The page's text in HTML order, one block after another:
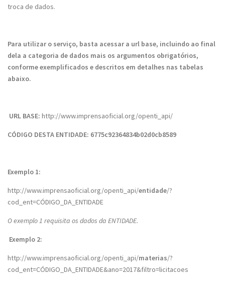
troca de dados.
Para utilizar o serviço, basta acessar a url base, incluindo ao final
dela a categoria de dados mais os argumentos obrigatórios,
conforme exemplificados e descritos em detalhes nas tabelas
abaixo.
URL BASE: http://www.imprensaoficial.org/openti_api/
CÓDIGO DESTA ENTIDADE: 6775c92364834b02d0cb8589
Exemplo 1:
http://www.imprensaoficial.org/openti_api/entidade/?
cod_ent=CÓDIGO_DA_ENTIDADE
O exemplo 1 requisita os dados da ENTIDADE.
Exemplo 2:
http://www.imprensaoficial.org/openti_api/materias/?
cod_ent=CÓDIGO_DA_ENTIDADE&ano=2017&filtro=licitacoes